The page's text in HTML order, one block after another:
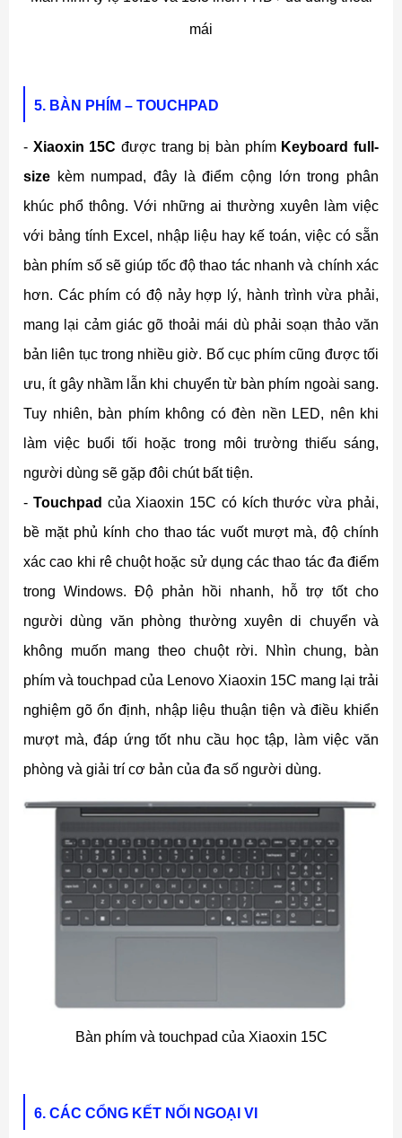
mái
5. BÀN PHÍM – TOUCHPAD
- Xiaoxin 15C được trang bị bàn phím Keyboard full-
size kèm numpad, đây là điểm cộng lớn trong phân
khúc phổ thông. Với những ai thường xuyên làm việc
với bảng tính Excel, nhập liệu hay kế toán, việc có sẵn
bàn phím số sẽ giúp tốc độ thao tác nhanh và chính xác
hơn. Các phím có độ nảy hợp lý, hành trình vừa phải,
mang lại cảm giác gõ thoải mái dù phải soạn thảo văn
bản liên tục trong nhiều giờ. Bố cục phím cũng được tối
ưu, ít gây nhầm lẫn khi chuyển từ bàn phím ngoài sang.
Tuy nhiên, bàn phím không có đèn nền LED, nên khi
làm việc buổi tối hoặc trong môi trường thiếu sáng,
người dùng sẽ gặp đôi chút bất tiện.
- Touchpad của Xiaoxin 15C có kích thước vừa phải,
bề mặt phủ kính cho thao tác vuốt mượt mà, độ chính
xác cao khi rê chuột hoặc sử dụng các thao tác đa điểm
trong Windows. Độ phản hồi nhanh, hỗ trợ tốt cho
người dùng văn phòng thường xuyên di chuyển và
không muốn mang theo chuột rời. Nhìn chung, bàn
phím và touchpad của Lenovo Xiaoxin 15C mang lại trải
nghiệm gõ ổn định, nhập liệu thuận tiện và điều khiển
mượt mà, đáp ứng tốt nhu cầu học tập, làm việc văn
phòng và giải trí cơ bản của đa số người dùng.
Bàn phím và touchpad của Xiaoxin 15C
6. CÁC CỔNG KẾT NỐI NGOẠI VI